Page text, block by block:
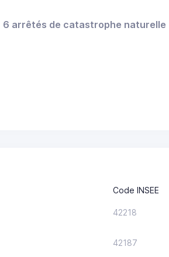
6 arrêtés de catastrophe naturelle
Code INSEE
42218
42187